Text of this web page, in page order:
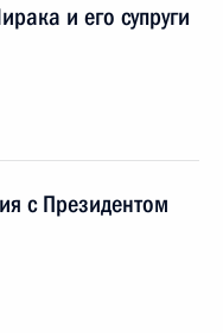
и его супруги
с Президентом